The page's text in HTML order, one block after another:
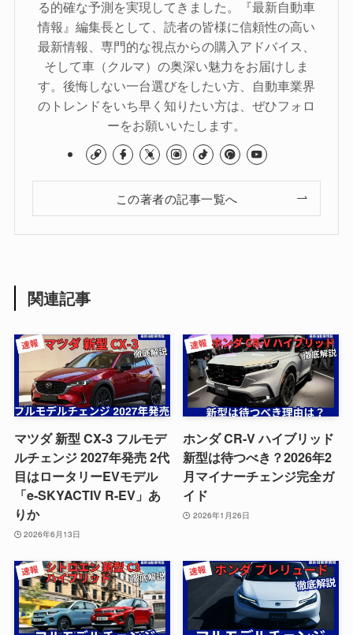
る的確な予測を実現してきました。『最新自動車
情報』編集長として、読者の皆様に信頼性の高い
最新情報、専門的な視点からの購入アドバイス、
そして車（クルマ）の奥深い魅力をお届けしま
す。後悔しない一台選びをしたい方、自動車業界
のトレンドをいち早く知りたい方は、ぜひフォロ
ーをお願いいたします。
この著者の記事一覧へ
関連記事
マツダ 新型 CX-3 フルモデ
ルチェンジ 2027年発売 2代
目はロータリーEVモデル
「e-SKYACTIV R-EV」あ
りか
2026年6月13日
ホンダ CR-V ハイブリッド
新型は待つべき？2026年2
月マイナーチェンジ完全ガ
イド
2026年1月26日